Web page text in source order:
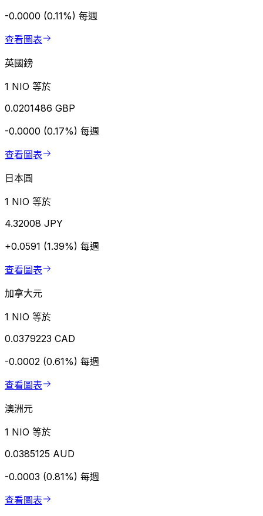
-0.0000 (0.11%) 每週
查看圖表
英國鎊
1 NIO 等於
0.0201486 GBP
-0.0000 (0.17%) 每週
查看圖表
日本圓
1 NIO 等於
4.32008 JPY
+0.0591 (1.39%) 每週
查看圖表
加拿大元
1 NIO 等於
0.0379223 CAD
-0.0002 (0.61%) 每週
查看圖表
澳洲元
1 NIO 等於
0.0385125 AUD
-0.0003 (0.81%) 每週
查看圖表